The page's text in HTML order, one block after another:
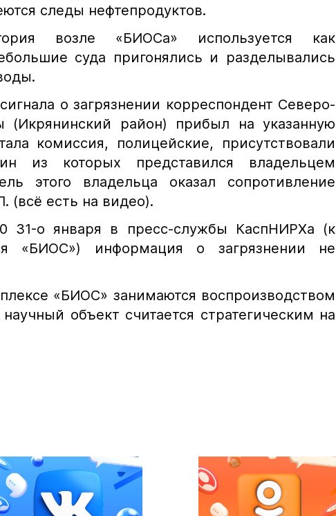
следы нефтепродуктов.
возле «БИОСа» используется как
суда пригонялись и разделывались
о загрязнении корреспондент Северо-
(Икрянинский район) прибыл на указанную
комиссия, полицейские, присутствовали
из которых представился владельцем
этого владельца оказал сопротивление
(всё есть на видео).
31-о января в пресс-службы КаспНИРХа (к
«БИОС») информация о загрязнении не
«БИОС» занимаются воспроизводством
объект считается стратегическим на